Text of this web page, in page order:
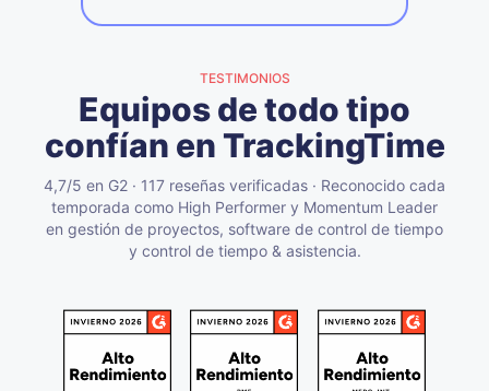
TESTIMONIOS
Equipos de todo tipo
confían en TrackingTime
4,7/5 en G2 · 117 reseñas verificadas · Reconocido cada
temporada como High Performer y Momentum Leader
en gestión de proyectos, software de control de tiempo
y control de tiempo & asistencia.